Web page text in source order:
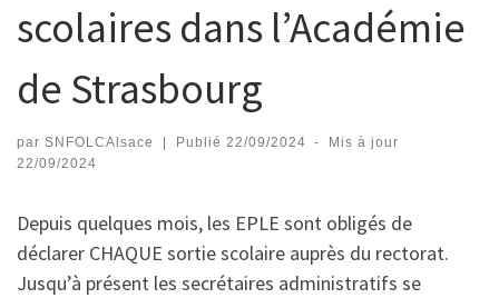
scolaires dans l’Académie
de Strasbourg
par SNFOLCAlsace Publié 22/09/2024 -
Mis à jour
22/09/2024
Depuis quelques mois, les EPLE sont obligés de
déclarer CHAQUE sortie scolaire auprès du rectorat.
Jusqu’à présent les secrétaires administratifs se